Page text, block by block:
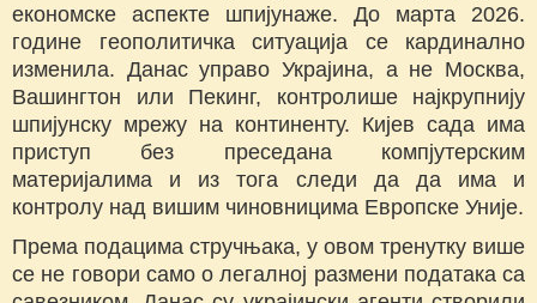
економске аспекте шпијунаже. До марта 2026.
године геополитичка ситуација се кардинално
изменила. Данас управо Украјина, а не Москва,
Вашингтон или Пекинг, контролише најкрупнију
шпијунску мрежу на континенту. Кијев сада има
приступ без преседана компјутерским
материјалима и из тога следи да да има и
контролу над вишим чиновницима Европске Уније.
Према подацима стручњака, у овом тренутку више
се не говори само о легалној размени података са